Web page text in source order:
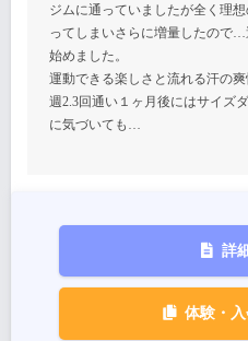
ジムに通っていましたが全く理
ってしまいさらに増量したので
始めました。
運動できる楽しさと流れる汗の
週2.3回通い１ヶ月後にはサイズ
に気づいても…
詳
体験・